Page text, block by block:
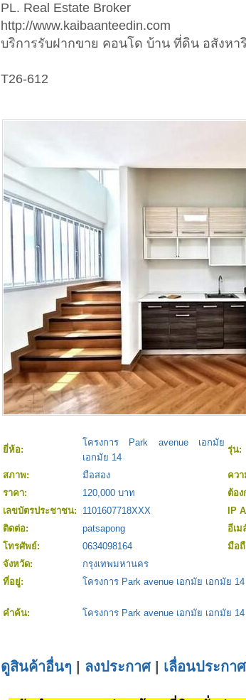
PL. Real Estate Broker
http://www.kaibaanteedin.com
บริการรับฝากขาย คอนโด บ้าน ที่ดิน อสังห
T26-612
ยี่ห้อ:
โครงการ Park avenue เอกมัย
เอกมัย 14
รุ่น:
สภาพ: มือสอง คว
ราคา:
120,000 บาท ต้อง
เลขบัตรประชาชน:
1101607718XXX IP
ติดต่อ:
patsapong
อีเม
โทรศัพย์:
0634098164 มือ
จังหวัด:
กรุงเทพมหานคร
ที่อยู่:
โครงการ Park avenue เอกมัย เอกมัย 14
คำค้น: โครงการ Park avenue เอกมัย เอกมัย 14
ดูสินค้าอื่นๆ ลงประกาศ| เลื่อนประกา